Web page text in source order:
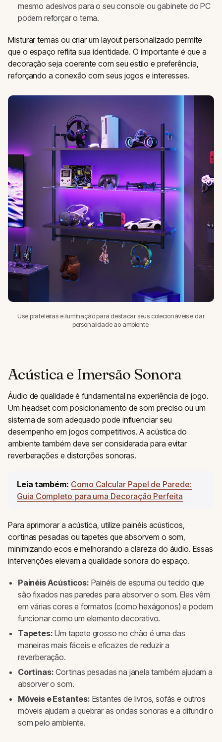
mesmo adesivos para o seu console ou gabinete do PC
podem reforçar o tema.
Misturar temas ou criar um layout personalizado permite
que o espaço reflita sua identidade. O importante é que a
decoração seja coerente com seu estilo e preferência,
reforçando a conexão com seus jogos e interesses.
Use prateleiras e iluminação para destacar seus colecionáveis e dar
personalidade ao ambiente.
Acústica e Imersão Sonora
Áudio de qualidade é fundamental na experiência de jogo.
Um headset com posicionamento de som preciso ou um
sistema de som adequado pode influenciar seu
desempenho em jogos competitivos. A acústica do
ambiente também deve ser considerada para evitar
reverberações e distorções sonoras.
Leia também: Como Calcular Papel de Parede:
Guia Completo para uma Decoração Perfeita
Para aprimorar a acústica, utilize painéis acústicos,
cortinas pesadas ou tapetes que absorvem o som,
minimizando ecos e melhorando a clareza do áudio. Essas
intervenções elevam a qualidade sonora do espaço.
Painéis Acústicos: Painéis de espuma ou tecido que
são fixados nas paredes para absorver o som. Eles vêm
em várias cores e formatos (como hexágonos) e podem
funcionar como um elemento decorativo.
Tapetes: Um tapete grosso no chão é uma das
maneiras mais fáceis e eficazes de reduzir a
reverberação.
Cortinas: Cortinas pesadas na janela também ajudam a
absorver o som.
Móveis e Estantes: Estantes de livros, sofás e outros
móveis ajudam a quebrar as ondas sonoras e a difundir o
som pelo ambiente.